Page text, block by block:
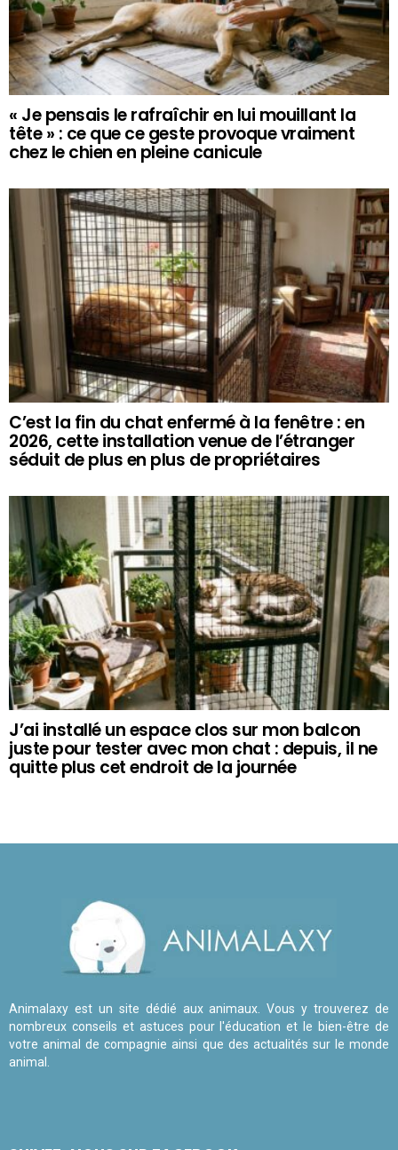
« Je pensais le rafraîchir en lui mouillant la
tête » : ce que ce geste provoque vraiment
chez le chien en pleine canicule
C’est la fin du chat enfermé à la fenêtre : en
2026, cette installation venue de l’étranger
séduit de plus en plus de propriétaires
J’ai installé un espace clos sur mon balcon
juste pour tester avec mon chat : depuis, il ne
quitte plus cet endroit de la journée
Animalaxy est un site dédié aux animaux. Vous y trouverez de
nombreux conseils et astuces pour l'éducation et le bien-être de
votre animal de compagnie ainsi que des actualités sur le monde
animal.